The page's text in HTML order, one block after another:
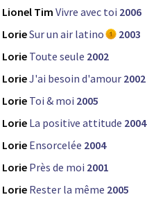
Lionel Tim Vivre avec toi 2006
LorieSur un air latino
2003
Lorie Toute seule 2002
LorieJ'ai besoin d'amour 2002
Lorie Toi & moi 2005
Lorie La positive attitude 2004
Lorie Ensorcelée 2004
Lorie Près de moi 2001
Lorie Rester la même 2005